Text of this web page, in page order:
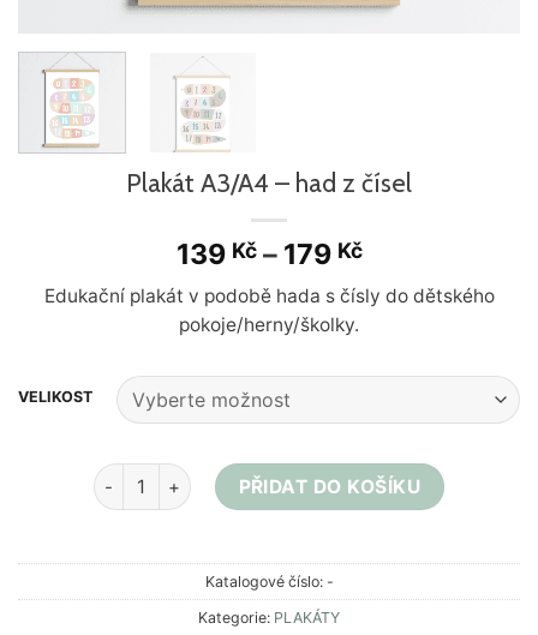
Plakát A3/A4 – had z čísel
139 Kč– 179 Kč
Edukační plakát v podobě hada s čísly do dětského
pokoje/herny/školky.
VELIKOST
Plakát A3/A4 - had z čísel množství
PŘIDAT DO KOŠÍKU
Katalogové číslo: -
Kategorie: PLAKÁTY